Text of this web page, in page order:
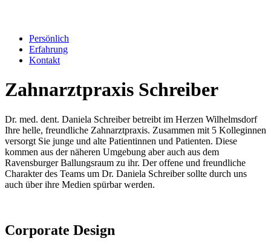
Persönlich
Erfahrung
Kontakt
Zahnarztpraxis Schreiber
Dr. med. dent. Daniela Schreiber betreibt im Herzen Wilhelmsdorf
Ihre helle, freundliche Zahnarztpraxis. Zusammen mit 5 Kolleginnen
versorgt Sie junge und alte Patientinnen und Patienten. Diese
kommen aus der näheren Umgebung aber auch aus dem
Ravensburger Ballungsraum zu ihr. Der offene und freundliche
Charakter des Teams um Dr. Daniela Schreiber sollte durch uns
auch über ihre Medien spürbar werden.
Corporate Design